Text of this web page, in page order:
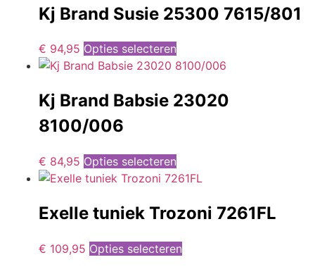
Kj Brand Susie 25300 7615/801
€ 94,95 Opties selecteren
Kj Brand Babsie 23020
8100/006
€ 84,95 Opties selecteren
Exelle tuniek Trozoni 7261FL
€ 109,95 Opties selecteren